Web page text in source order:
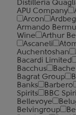
Distilleria
APU Company
Arcon
Ardbeg
Armando
Wine
Arthur
Ascaneli
Auchentoshan
Bacardi Limited
Bacchus
Bagrat Group
Banks
Barbero
Spirits
BBC
Bellevoye
Belvingroup